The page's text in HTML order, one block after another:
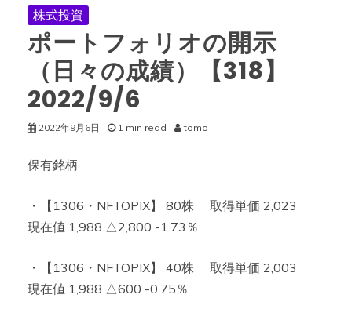
株式投資
ポートフォリオの開示
（日々の成績）【318】
2022/9/6
2022年9月6日 1 min read tomo
保有銘柄
・【1306・NFTOPIX】 80株 取得単価 2,023
現在値 1,988 △2,800 -1.73％
・【1306・NFTOPIX】 40株 取得単価 2,003
現在値 1,988 △600 -0.75％